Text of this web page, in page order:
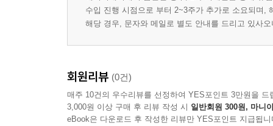
수입 진행 시점으로 부터 2~3주가 추가로 소요되며,
해당 경우, 문자와 메일로 별도 안내를 드리고 있사
회원리뷰 (0건)
매주 10건의 우수리뷰를 선정하여 YES포인트 3만원을 드
3,000원 이상 구매 후 리뷰 작성 시 일반회원 300원, 마니
eBook은 다운로드 후 작성한 리뷰만 YES포인트 지급됩니